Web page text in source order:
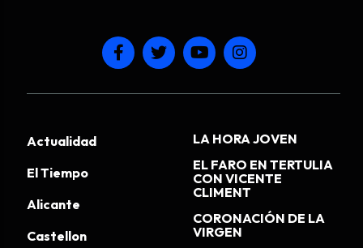
Actualidad
El Tiempo
Alicante
Castellon
LA HORA JOVEN
EL FARO EN TERTULIA
CON VICENTE
CLIMENT
CORONACIÓN DE LA
VIRGEN